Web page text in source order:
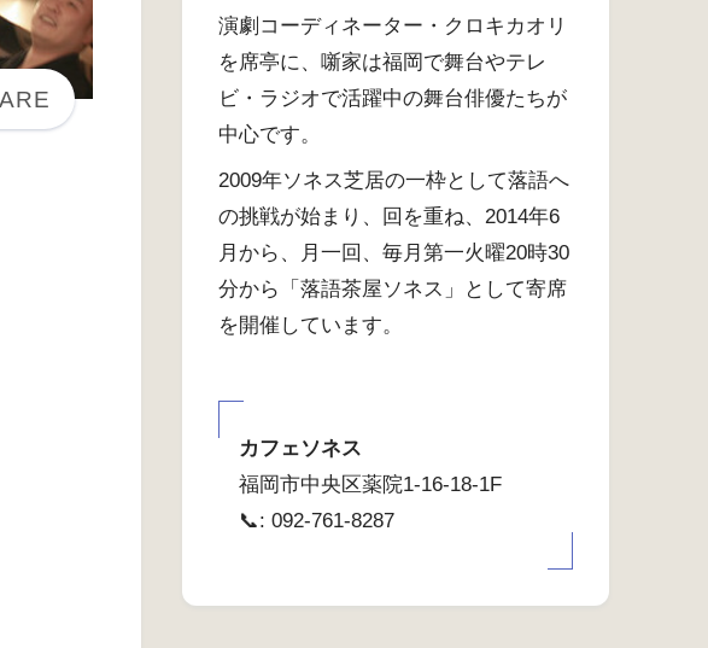
演劇コーディネーター・クロキカオリ
を席亭に、噺家は福岡で舞台やテレ
ビ・ラジオで活躍中の舞台俳優たちが
中心です。
2009年ソネス芝居の一枠として落語へ
の挑戦が始まり、回を重ね、2014年6
月から、月一回、毎月第一火曜20時30
分から「落語茶屋ソネス」として寄席
を開催しています。
カフェソネス
福岡市中央区薬院1-16-18-1F
📞: 092-761-8287